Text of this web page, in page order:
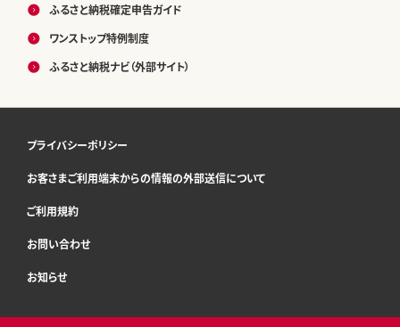
ふるさと納税確定申告ガイド
ワンストップ特例制度
ふるさと納税ナビ（外部サイト）
プライバシーポリシー
お客さまご利用端末からの情報の外部送信について
ご利用規約
お問い合わせ
お知らせ